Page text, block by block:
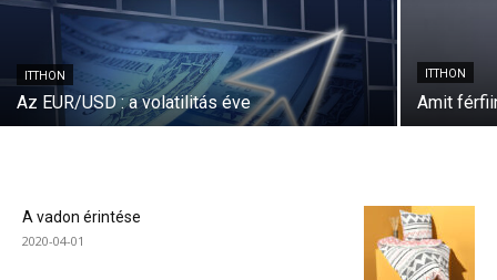
ITTHON
Az EUR/USD : a volatilitás éve
ITTHON
Amit
A vadon érintése
2020-04-01